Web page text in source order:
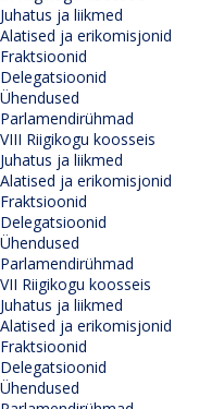
Juhatus ja liikmed
Alatised ja erikomisjonid
Fraktsioonid
Delegatsioonid
Ühendused
Parlamendirühmad
VIII Riigikogu koosseis
Juhatus ja liikmed
Alatised ja erikomisjonid
Fraktsioonid
Delegatsioonid
Ühendused
Parlamendirühmad
VII Riigikogu koosseis
Juhatus ja liikmed
Alatised ja erikomisjonid
Fraktsioonid
Delegatsioonid
Ühendused